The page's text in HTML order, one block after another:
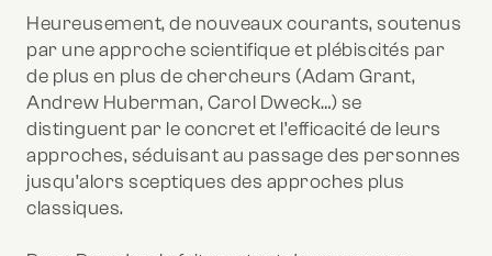
Heureusement, de nouveaux courants, soutenus
par une approche scientifique et plébiscités par
de plus en plus de chercheurs (Adam Grant,
Andrew Huberman, Carol Dweck…) se
distinguent par le concret et l’efficacité de leurs
approches, séduisant au passage des personnes
jusqu’alors sceptiques des approches plus
classiques.